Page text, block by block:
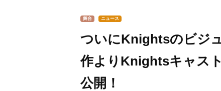
舞台 ニュース
ついにKnightsのビジ
作よりKnightsキャス
公開！